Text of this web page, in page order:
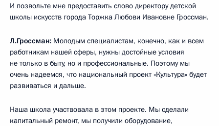
И позвольте мне предоставить слово директору детской
школы искусств города Торжка Любови Ивановне Гроссман.
Л.Гроссман: Молодым специалистам, конечно, как и всем
работникам нашей сферы, нужны достойные условия
не только в быту, но и профессиональные. Поэтому мы
очень надеемся, что национальный проект «Культура» будет
развиваться и дальше.
Наша школа участвовала в этом проекте. Мы сделали
капитальный ремонт, мы получили оборудование,